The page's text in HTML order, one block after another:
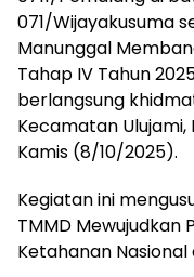
071/Wijayakusuma
Manunggal
Tahap IV Tahun
berlangsung
Kecamatan
Kamis (8/10/2025).
Kegiatan ini
TMMD
Ketahanan Nasional